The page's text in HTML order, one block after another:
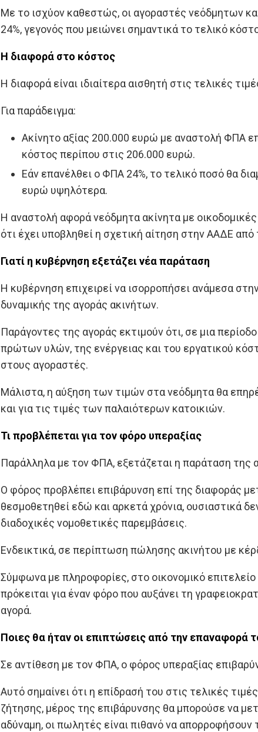
Με το ισχύον καθεστώς, οι αγοραστές νεόδμητων
24%, γεγονός που μειώνει σημαντικά το τελικό
Η διαφορά στο κόστος
Η διαφορά είναι ιδιαίτερα αισθητή στις τελικές
Για παράδειγμα:
Ακίνητο αξίας 200.000 ευρώ με αναστολή ΦΠΑ
κόστος περίπου στις 206.000 ευρώ.
Εάν επανέλθει ο ΦΠΑ 24%, το τελικό ποσό θα
ευρώ υψηλότερα.
Η αναστολή αφορά νεόδμητα ακίνητα με
ότι έχει υποβληθεί η σχετική αίτηση στην ΑΑΔΕ
Γιατί η κυβέρνηση εξετάζει νέα παράταση
Η κυβέρνηση επιχειρεί να ισορροπήσει ανάμεσα
δυναμικής της αγοράς ακινήτων.
Παράγοντες της αγοράς εκτιμούν ότι, σε μια
πρώτων υλών, της ενέργειας και του εργατικού
στους αγοραστές.
Μάλιστα, η αύξηση των τιμών στα νεόδμητα θα
και για τις τιμές των παλαιότερων κατοικιών.
Τι προβλέπεται για τον φόρο υπεραξίας
Παράλληλα με τον ΦΠΑ, εξετάζεται η παράταση της
Ο φόρος προβλέπει επιβάρυνση επί της διαφοράς
θεσμοθετηθεί εδώ και αρκετά χρόνια, ουσιαστικά
διαδοχικές νομοθετικές παρεμβάσεις.
Ενδεικτικά, σε περίπτωση πώλησης ακινήτου με
Σύμφωνα με πληροφορίες, στο οικονομικό
πρόκειται για έναν φόρο που αυξάνει τη
αγορά.
Ποιες θα ήταν οι επιπτώσεις από την επαναφορά
Σε αντίθεση με τον ΦΠΑ, ο φόρος υπεραξίας
Αυτό σημαίνει ότι η επίδρασή του στις τελικές
ζήτησης, μέρος της επιβάρυνσης θα μπορούσε να
αδύναμη, οι πωλητές είναι πιθανό να